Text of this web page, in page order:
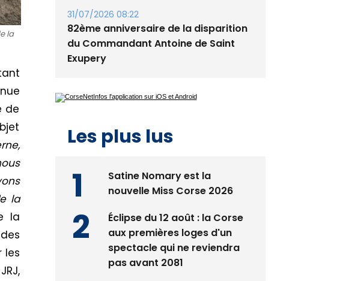
la
de
la
la
les
du Commandant Antoine de Saint
Exupery
Les plus lus
Satine Nomary est la
Éclipse du 12 août : la Corse
spectacle qui ne reviendra
pas avant 2081
Éclipse du 12 août : Où